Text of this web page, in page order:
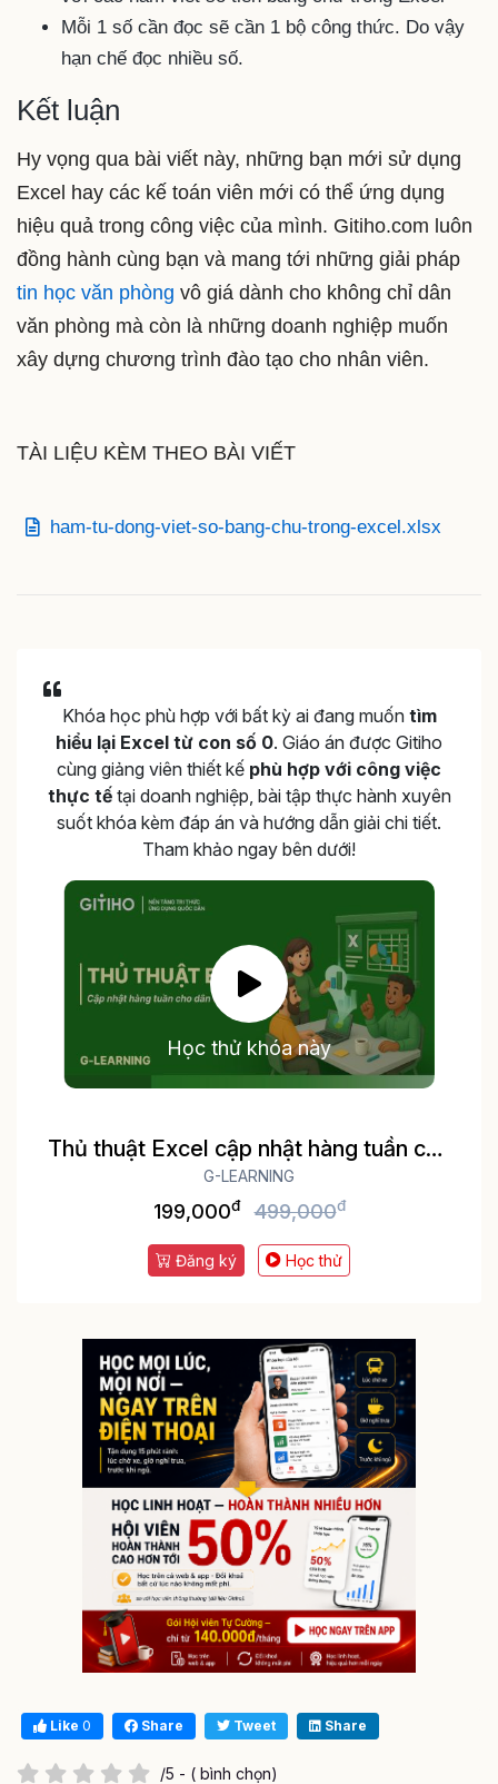
Mỗi 1 số cần đọc sẽ cần 1 bộ công thức. Do vậy
hạn chế đọc nhiều số.
Kết luận
Hy vọng qua bài viết này, những bạn mới sử dụng
Excel hay các kế toán viên mới có thể ứng dụng
hiệu quả trong công việc của mình. Gitiho.com luôn
đồng hành cùng bạn và mang tới những giải pháp
tin học văn phòng vô giá dành cho không chỉ dân
văn phòng mà còn là những doanh nghiệp muốn
xây dựng chương trình đào tạo cho nhân viên.
TÀI LIỆU KÈM THEO BÀI VIẾT
ham-tu-dong-viet-so-bang-chu-trong-excel.xlsx
Khóa học phù hợp với bất kỳ ai đang muốn tìm
hiểu lại Excel từ con số 0. Giáo án được Gitiho
cùng giảng viên thiết kế phù hợp với công việc
thực tếtại doanh nghiệp, bài tập thực hành xuyên
suốt khóa kèm đáp án và hướng dẫn giải chi tiết.
Tham khảo ngay bên dưới!
Học thử khóa này
Thủ thuật Excel cập nhật hàng tuần cho
dân văn phòng
G-LEARNING
199,000đ 499,000đ
Đăng ký Học thử
Like 0 Share Tweet Share
/5 - ( bình chọn)